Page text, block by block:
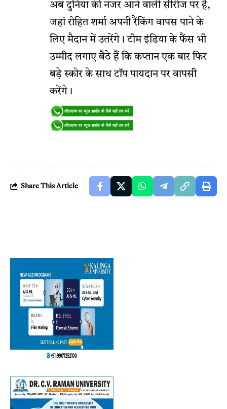
अब दुनिया की नजर आने वाली सीरीज पर है,
जहां रोहित शर्मा अपनी रैंकिंग वापस पाने के
लिए मैदान में उतरेंगे। टीम इंडिया के फैंस भी
उम्मीद लगाए बैठे हैं कि कप्तान एक बार फिर
बड़े स्कोर के साथ टॉप पायदान पर वापसी
करेंगे।
Share This Article